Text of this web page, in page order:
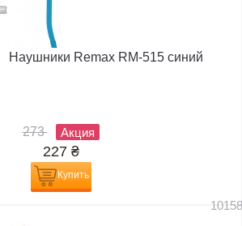
Наушники Remax RM-515 синий
273 Акция
227 ₴
Купить